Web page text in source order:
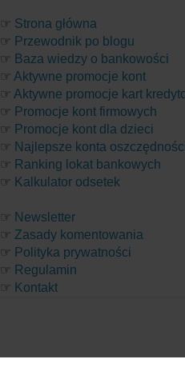
☞ Strona główna
☞ Przewodnik po blogu
☞ Baza wiedzy o bankowości
☞ Aktywne promocje kont
☞ Aktywne promocje kart
☞ Promocje kont firmowych
☞ Promocje kont dla dzieci
☞ Najlepsze konta
☞ Ranking lokat bankowych
☞ Kalkulator odsetek
☞ Newsletter
☞ Zasady komentowania
☞ Polityka prywatności
☞ Regulamin
☞ Kontakt